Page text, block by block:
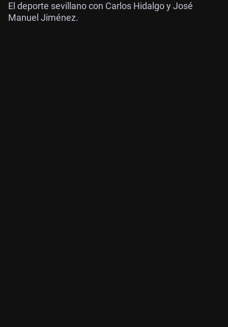
El deporte sevillano con Carlos Hidalgo y José
Manuel Jiménez.